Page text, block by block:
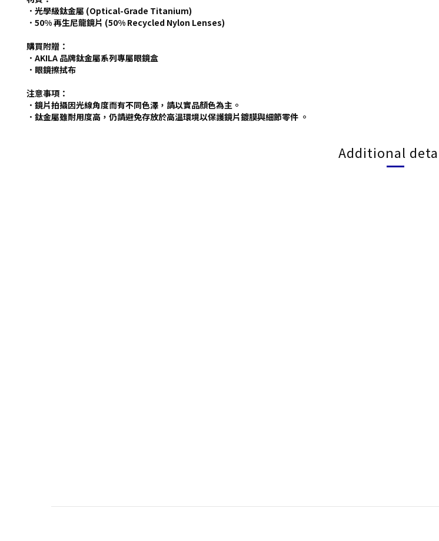
．光學級鈦金屬 (Optical-Grade Titanium)
．50% 再生尼龍鏡片 (50% Recycled Nylon Lenses)
購買附贈：
．AKILA 品牌鈦金屬系列專屬眼鏡盒
．眼鏡擦拭布
注意事項：
．鏡片拍攝因光線角度而有不同色澤，請以實品顏色為主。
．鈦金屬雖耐用度高，仍請避免存放於高溫環境以保護鏡片鍍膜與細節零件 。
Additional